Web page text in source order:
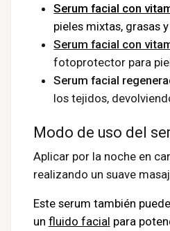
Serum facial con
pieles mixtas, grasas
Serum facial con
fotoprotector para
Serum facial
los tejidos,
Modo de uso del
Aplicar por la noche en
realizando un suave
Este serum también
un fluido facial para